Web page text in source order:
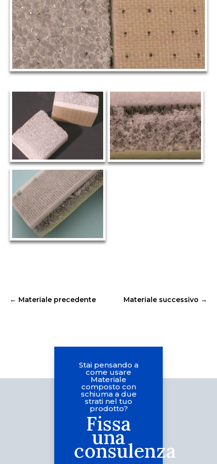
← Materiale precedente Materiale successivo →
Stai pensando a
come usare
Materiale
composto con
schiuma a due
strati nel tuo
prodotto?
Fissa
una
consulenza